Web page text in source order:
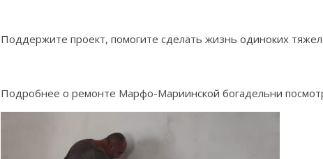
Поддержите проект, помогите сделать жизнь одиноких
Подробнее о ремонте Марфо-Мариинской богадельни